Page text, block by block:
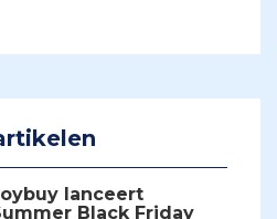
lanceert
Black Friday